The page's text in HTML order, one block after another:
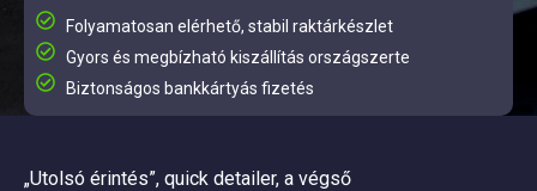
Folyamatosan elérhető, stabil raktárkészlet
Gyors és megbízható kiszállítás országszerte
Biztonságos bankkártyás fizetés
„Utolsó érintés”, quick detailer, a végső